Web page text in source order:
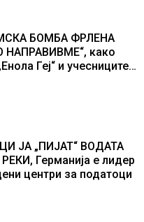
БОМБА ФРЛЕНА
како
Геј“ и учесниците
ЈА „ПИЈАТ“ ВОДАТА
Германија е лидер
центри за податоци